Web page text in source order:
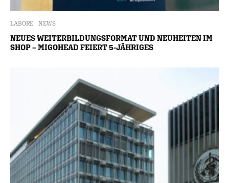
LABORE NEWS
NEUES WEITERBILDUNGSFORMAT UND NEUHEITEN IM
SHOP – MIGOHEAD FEIERT 5-JÄHRIGES